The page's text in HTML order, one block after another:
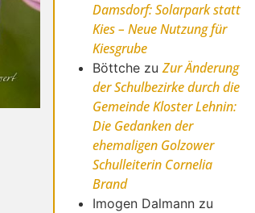
Damsdorf: Solarpark statt
Kies – Neue Nutzung für
Kiesgrube
Böttche zuZur Änderung
der Schulbezirke durch die
Gemeinde Kloster Lehnin:
Die Gedanken der
ehemaligen Golzower
Schulleiterin Cornelia
Brand
Imogen Dalmann zu